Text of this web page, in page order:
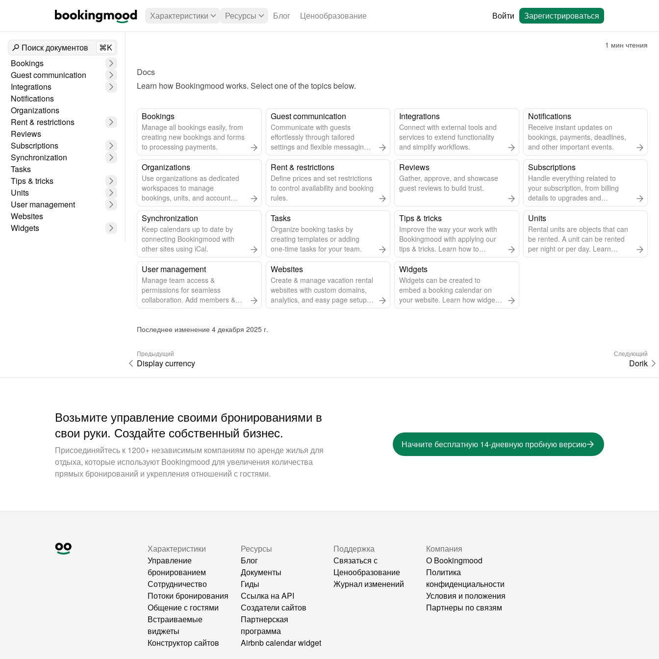
Характеристики Ресурсы Блог Ценообразование Войти Зарегистрироваться
Поиск документов
⌘K
Bookings
Guest communication
Integrations
Notifications
Organizations
Rent & restrictions
Reviews
Subscriptions
Synchronization
Tasks
Tips & tricks
Units
User management
Websites
Widgets
1 мин чтения
Docs
Learn how Bookingmood works. Select one of the topics below.
Bookings
Manage all bookings easily, from
creating new bookings and forms
to processing payments.
Guest communication
Communicate with guests
effortlessly through tailored
settings and flexible messaging
options.
Integrations
Connect with external tools and
services to extend functionality
and simplify workflows.
Notifications
Receive instant updates on
bookings, payments, deadlines,
and other important events.
Organizations
Use organizations as dedicated
workspaces to manage
bookings, units, and account
settings.
Rent & restrictions
Define prices and set restrictions
to control availability and booking
rules.
Reviews
Gather, approve, and showcase
guest reviews to build trust.
Subscriptions
Handle everything related to
your subscription, from billing
details to upgrades and
cancellations.
Synchronization
Keep calendars up to date by
connecting Bookingmood with
other sites using iCal.
Tasks
Organize booking tasks by
creating templates or adding
one-time tasks for your team.
Tips & tricks
Improve the way your work with
Bookingmood with applying our
tips & tricks. Learn how to
change your language, change
the first day of the week, and
more!
Units
Rental units are objects that can
be rented. A unit can be rented
per night or per day. Learn
everything about managing
User management
Manage team access &
permissions for seamless
collaboration. Add members &
control access effortlessly.
Websites
Create & manage vacation rental
websites with custom domains,
analytics, and easy page setup.
Learn how to add a website,
Widgets
Widgets can be created to
embed a booking calendar on
your website. Learn how widgets
work and what they can do.
Последнее изменение 4 декабря 2025 г.
Предыдущий
Display currency
Следующий
Dorik
Возьмите управление своими бронированиями в
свои руки. Создайте собственный бизнес.
Присоединяйтесь к 1200+ независимым компаниям по аренде жилья для
отдыха, которые используют Bookingmood для увеличения количества
прямых бронирований и укрепления отношений с гостями.
Начните бесплатную 14-дневную пробную версию
Характеристики
Управление
бронированием
Сотрудничество
Потоки бронирования
Общение с гостями
Встраиваемые
виджеты
Конструктор сайтов
Ресурсы
Блог
Документы
Гиды
Ссылка на API
Создатели сайтов
Партнерская
программа
Airbnb calendar widget
Поддержка
Связаться с
Ценообразование
Журнал изменений
Компания
О Bookingmood
Политика
конфиденциальности
Условия и положения
Партнеры по связям